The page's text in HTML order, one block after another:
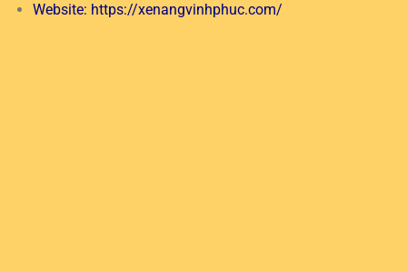
Website: https://xenangvinhphuc.com/